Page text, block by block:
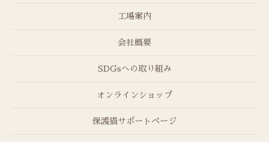
工場案内
会社概要
SDGsへの取り組み
オンラインショップ
保護猫サポートページ